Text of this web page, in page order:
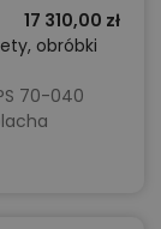
17 310,00 zł
obróbki
70-040